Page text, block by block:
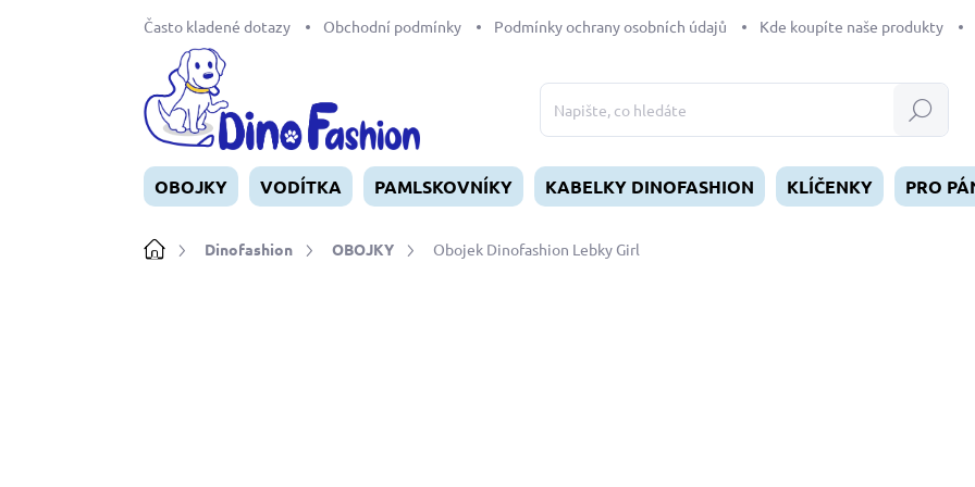
Často kladené dotazy Obchodní podmínky Podmínky ochrany osobních údajů Kde koupíte naše produkty
Hledat
OBOJKY VODÍTKA PAMLSKOVNÍKY KABELKY DINOFASHION KLÍČENKY PRO
DomůDinofashion OBOJKY Obojek Dinofashion Lebky Girl